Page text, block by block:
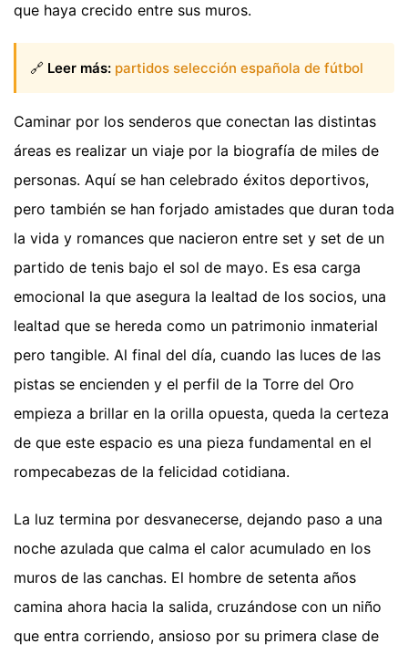
que haya crecido entre sus muros.
🔗 Leer más: partidos selección española de fútbol
Caminar por los senderos que conectan las distintas
áreas es realizar un viaje por la biografía de miles de
personas. Aquí se han celebrado éxitos deportivos,
pero también se han forjado amistades que duran toda
la vida y romances que nacieron entre set y set de un
partido de tenis bajo el sol de mayo. Es esa carga
emocional la que asegura la lealtad de los socios, una
lealtad que se hereda como un patrimonio inmaterial
pero tangible. Al final del día, cuando las luces de las
pistas se encienden y el perfil de la Torre del Oro
empieza a brillar en la orilla opuesta, queda la certeza
de que este espacio es una pieza fundamental en el
rompecabezas de la felicidad cotidiana.
La luz termina por desvanecerse, dejando paso a una
noche azulada que calma el calor acumulado en los
muros de las canchas. El hombre de setenta años
camina ahora hacia la salida, cruzándose con un niño
que entra corriendo, ansioso por su primera clase de